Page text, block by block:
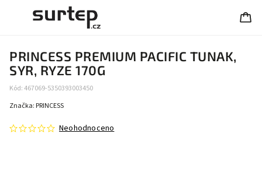
PRINCESS PREMIUM PACIFIC TUNAK,
SYR, RYZE 170G
Kód:467069-5350393003450
Neohodnoceno
Značka: PRINCESS